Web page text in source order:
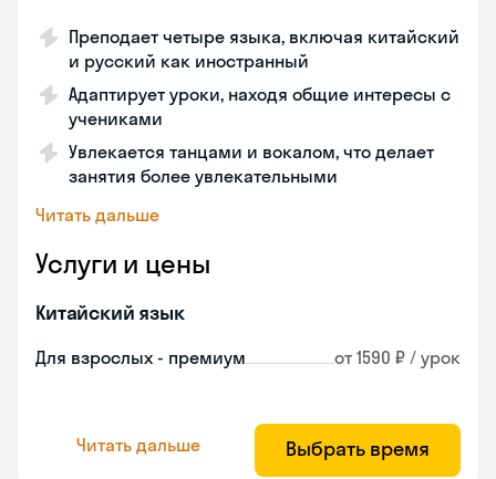
Преподает четыре языка, включая китайский
и русский как иностранный
Адаптирует уроки, находя общие интересы с
учениками
Увлекается танцами и вокалом, что делает
занятия более увлекательными
Читать дальше
Услуги и цены
Китайский язык
Для взрослых - премиум от 1590 ₽ / урок
Читать дальше Выбрать время